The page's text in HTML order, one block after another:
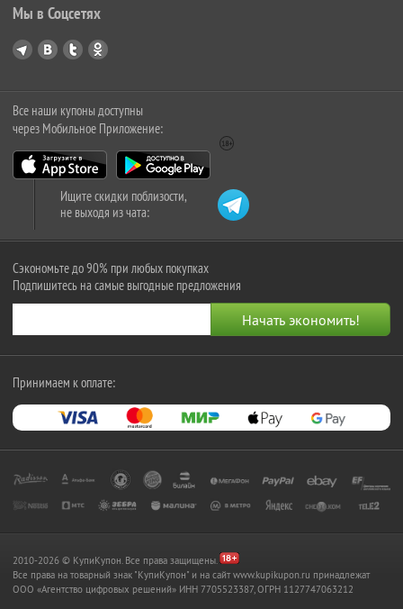
Мы в Соцсетях
Все наши купоны доступны
через Мобильное Приложение:
Ищите скидки поблизости,
не выходя из чата:
Сэкономьте до 90% при любых покупках
Подпишитесь на самые выгодные предложения
Принимаем к оплате:
2010-2026 © КупиКупон. Все права защищены.
Все права на товарный знак "КупиКупон" и на сайт www.kupikupon.ru принадлежат
OOO «Агентство цифровых решений» ИНН 7705523387, ОГРН 1127747063212